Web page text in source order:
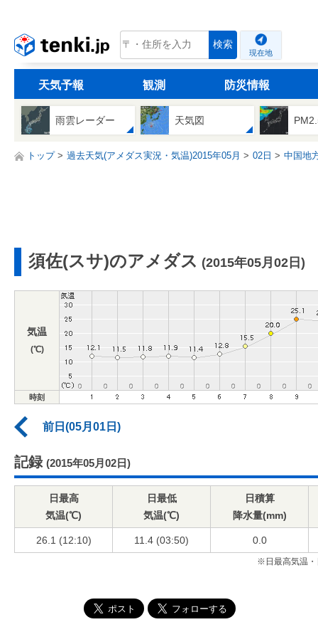
tenki.jp 検索
現在地
天気予報 観測 防災情報
雨雲レーダー 天気図
トップ 過去天気(アメダス実況・気温)2015年05月 02日 中国地
須佐(スサ)のアメダス (2015年05月02日)
気温
(℃)
時刻
前日(05月01日)
記録 (2015年05月02日)
日最高
気温(℃)
日最低
気温(℃)
日積算
降水量(mm)
26.1 (12:10) 11.4 (03:50) 0.0
※日最高気温・